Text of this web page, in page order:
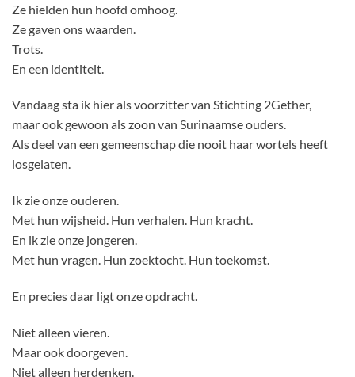
Ze hielden hun hoofd omhoog.
Ze gaven ons waarden.
Trots.
En een identiteit.
Vandaag sta ik hier als voorzitter van Stichting 2Gether,
maar ook gewoon als zoon van Surinaamse ouders.
Als deel van een gemeenschap die nooit haar wortels heeft
losgelaten.
Ik zie onze ouderen.
Met hun wijsheid. Hun verhalen. Hun kracht.
En ik zie onze jongeren.
Met hun vragen. Hun zoektocht. Hun toekomst.
En precies daar ligt onze opdracht.
Niet alleen vieren.
Maar ook doorgeven.
Niet alleen herdenken.